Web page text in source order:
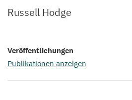
Russell Hodge
Veröffentlichungen
Publikationen anzeigen